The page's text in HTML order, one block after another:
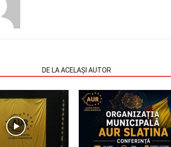
DE LA ACELAȘI AUTOR